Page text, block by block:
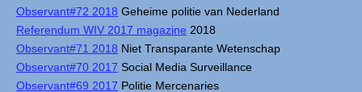
Observant#72 2018 Geheime politie van Nederland
Referendum WIV 2017 magazine 2018
Observant#71 2018 Niet Transparante Wetenschap
Observant#70 2017 Social Media Surveillance
Observant#69 2017 Politie Mercenaries